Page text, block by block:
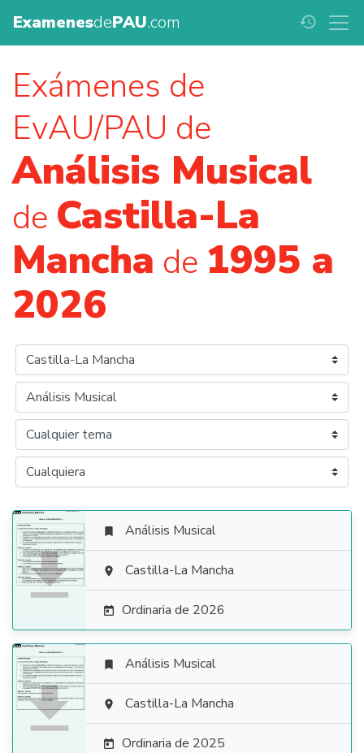
ExamenesdePAU.com history
Exámenes de
EvAU/PAU de
Análisis Musical
de Castilla-La
Mancha de 1995 a
2026

 Análisis Musical
 Castilla-La Mancha
 Ordinaria de 2026

 Análisis Musical
 Castilla-La Mancha
 Ordinaria de 2025